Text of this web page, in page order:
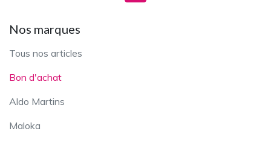
Nos marques
Tous nos articles
Bon d'achat
Aldo Martins
Maloka